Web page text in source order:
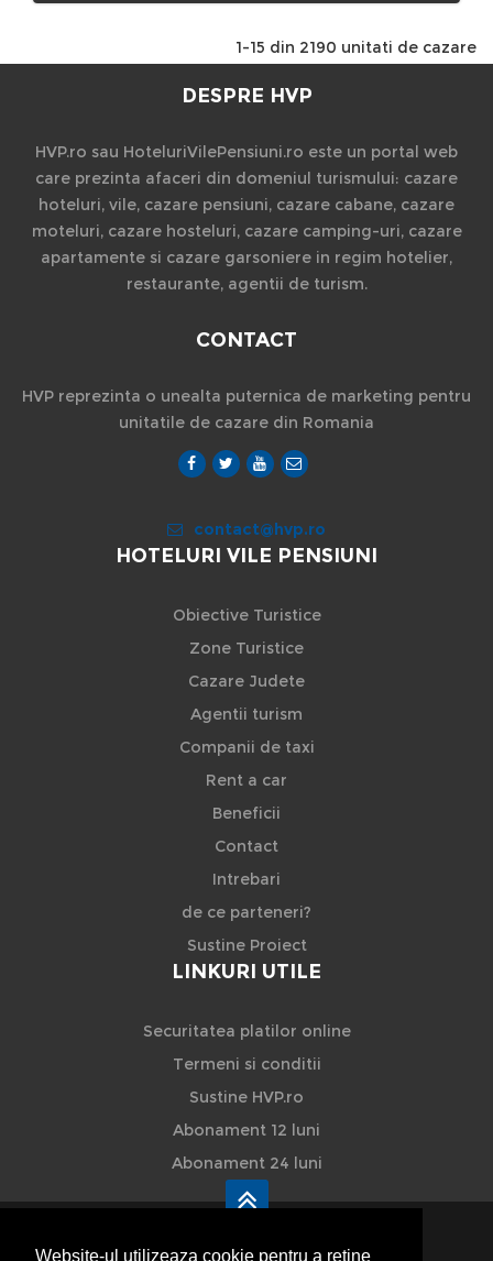
Website-ul utilizeaza cookie pentru a reţine
1-15 din 2190 unitati de cazare
DESPRE HVP
HVP.ro sau HoteluriVilePensiuni.ro este un portal web
care prezinta afaceri din domeniul turismului: cazare
hoteluri, vile, cazare pensiuni, cazare cabane, cazare
moteluri, cazare hosteluri, cazare camping-uri, cazare
apartamente si cazare garsoniere in regim hotelier,
restaurante, agentii de turism.
CONTACT
HVP reprezinta o unealta puternica de marketing pentru
unitatile de cazare din Romania
contact@hvp.ro
HOTELURI VILE PENSIUNI
Obiective Turistice
Zone Turistice
Cazare Judete
Agentii turism
Companii de taxi
Rent a car
Beneficii
Contact
Intrebari
de ce parteneri?
Sustine Proiect
LINKURI UTILE
Securitatea platilor online
Termeni si conditii
Sustine HVP.ro
Abonament 12 luni
Abonament 24 luni